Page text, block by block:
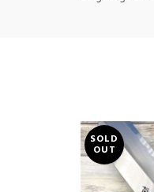
SOLD
OUT